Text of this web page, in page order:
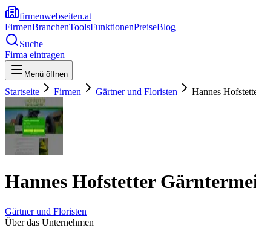
firmenwebseiten.at
FirmenBranchenToolsFunktionenPreiseBlog
Suche
Firma eintragen
Menü öffnen
Startseite Firmen Gärtner und Floristen Hannes
Hannes Hofstetter
Gärtner und Floristen
Über das Unternehmen